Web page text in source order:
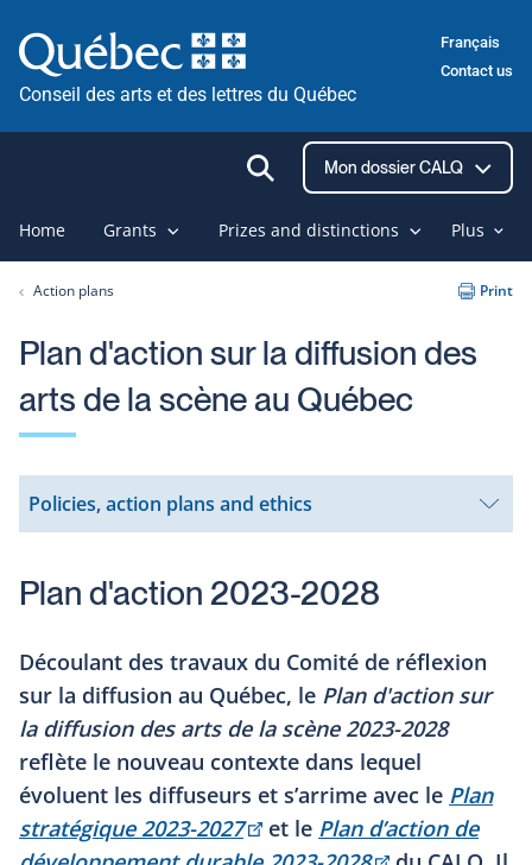
to
content
Conseil des arts et des lettres du Québec
Français
Contact us
Ouvrir
la
recherche
Mon dossier CALQ
Home Grants Prizes and distinctions Plus
Action plans Print
Plan d'action sur la diffusion des
arts de la scène au Québec
Policies, action plans and ethics
Open
submenu
Plan d'action 2023-2028
Découlant des travaux du Comité de réflexion
sur la diffusion au Québec, le Plan d'action sur
la diffusion des arts de la scène 2023-2028
reflète le nouveau contexte dans lequel
évoluent les diffuseurs et s’arrime avec le Plan
stratégique 2023-2027
This
et le Plan d’action de